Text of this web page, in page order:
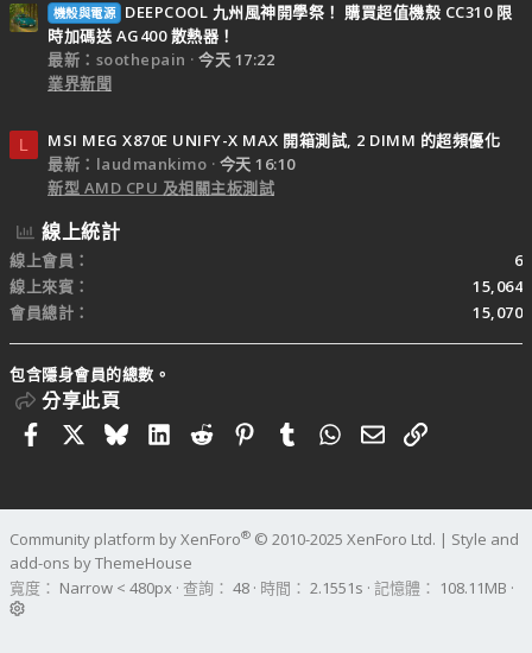
機殼與電源
DEEPCOOL 九州風神開學祭！ 購買超值機殼 CC310 限
時加碼送 AG400 散熱器！
最新：soothepain
今天 17:22
業界新聞
L
MSI MEG X870E UNIFY-X MAX 開箱測試, 2 DIMM 的超頻優化
最新：laudmankimo
今天 16:10
新型 AMD CPU 及相關主板測試
線上統計
線上會員
6
線上來賓
15,064
會員總計
15,070
包含隱身會員的總數。
分享此頁
FacebookBlueskyLinkedIn
RedditPinterestTumblrWhatsApp
電子郵件
連結
Community platform by XenForo® © 2010-2025 XenForo Ltd. | Style and
add-ons by ThemeHouse
寬度
查詢 48 時間 2.1551s 記憶體 108.11MB